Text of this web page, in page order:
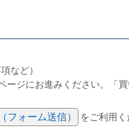
など）
ージにお進みください。「
フォーム送信）
をご利用